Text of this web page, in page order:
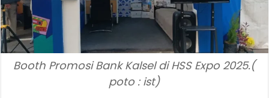
Booth Promosi Bank Kalsel di HSS Expo 2025.(
poto : ist)